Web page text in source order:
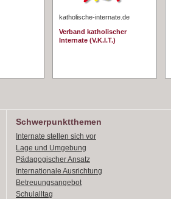
katholische-internate.de
Verband katholischer
Internate (V.K.I.T.)
Schwerpunktthemen
Internate stellen sich vor
Lage und Umgebung
Pädagogischer Ansatz
Internationale Ausrichtung
Betreuungsangebot
Schulalltag